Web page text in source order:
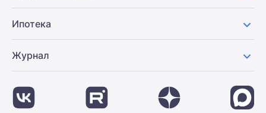
Ипотека
Журнал